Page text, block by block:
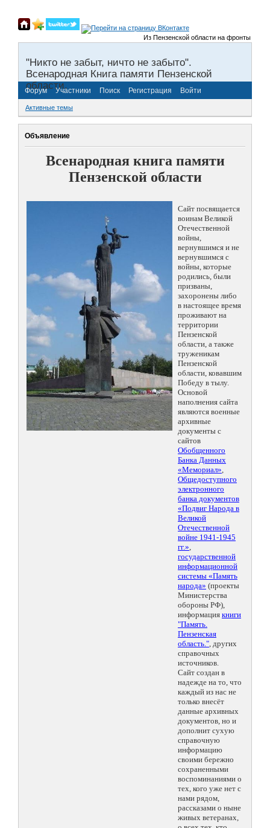
Из Пензенской области на фронты
"Никто не забыт, ничто не забыто".
Всенародная Книга памяти Пензенской
области.
Форум Участники Поиск Регистрация Войти
Активные темы
Объявление
Всенародная книга памяти
Пензенской области
Сайт посвящается
воинам Великой
Отечественной
войны,
вернувшимся и не
вернувшимся с
войны, которые
родились, были
призваны,
захоронены либо
в настоящее время
проживают на
территории
Пензенской
области, а также
труженикам
Пензенской
области, ковавшим
Победу в тылу.
Основой
наполнения сайта
являются военные
архивные
документы с
сайтов
Обобщенного
Банка Данных
«Мемориал»,
Общедоступного
электронного
банка документов
«Подвиг Народа в
Великой
Отечественной
войне 1941-1945
гг.»,
государственной
информационной
системы «Память
народа» (проекты
Министерства
обороны РФ),
информация книги
"Память.
Пензенская
область.", других
справочных
источников.
Сайт создан в
надежде на то, что
каждый из нас не
только внесёт
данные архивных
документов, но и
дополнит сухую
справочную
информацию
своими бережно
сохраненными
воспоминаниями о
тех, кого уже нет с
нами рядом,
рассказами о ныне
живых ветеранах,